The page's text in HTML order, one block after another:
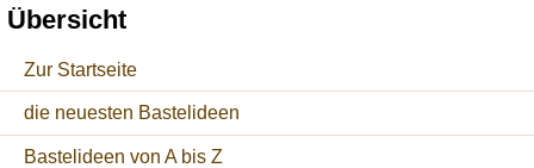
Übersicht
Zur Startseite
die neuesten Bastelideen
Bastelideen von A bis Z